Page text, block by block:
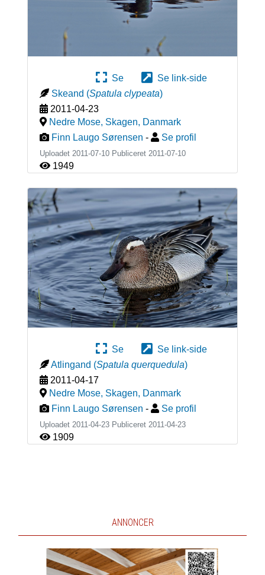
Se
Se link-side
Skeand (Spatula clypeata)
2011-04-23
Nedre Mose, Skagen, Danmark
Finn Laugo Sørensen - Se profil
Uploadet 2011-07-10 Publiceret 2011-07-10
1949
Se
Se link-side
Atlingand (Spatula querquedula)
2011-04-17
Nedre Mose, Skagen, Danmark
Finn Laugo Sørensen - Se profil
Uploadet 2011-04-23 Publiceret 2011-04-23
1909
ANNONCER